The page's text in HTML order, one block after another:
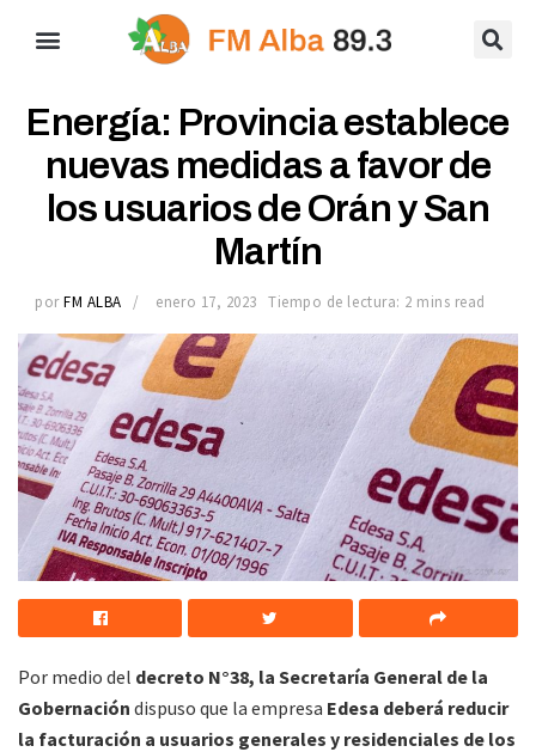
Energía: Provincia establece
nuevas medidas a favor de
los usuarios de Orán y San
Martín
por FM ALBA enero 17, 2023 Tiempo de lectura: 2 mins read
Por medio del decreto N°38, la Secretaría General de la
Gobernación dispuso que la empresa Edesa deberá reducir
la facturación a usuarios generales y residenciales de los